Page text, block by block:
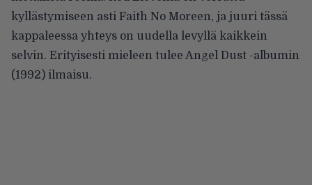
kyllästymiseen asti Faith No Moreen, ja juuri tässä
kappaleessa yhteys on uudella levyllä kaikkein
selvin. Erityisesti mieleen tulee Angel Dust -albumin
(1992) ilmaisu.